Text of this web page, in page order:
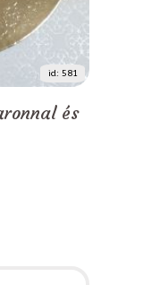
id: 581
és